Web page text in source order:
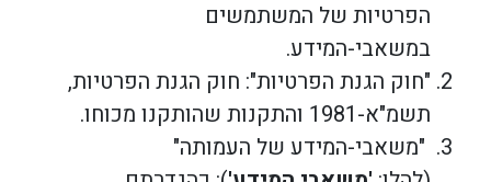
הפרטיות של המשתמשים
במשאבי-המידע.
"חוק הגנת הפרטיות": חוק הגנת הפרטיות,
תשמ"א-1981 והתקנות שהותקנו מכוחו.
"משאבי-המידע של העמותה"